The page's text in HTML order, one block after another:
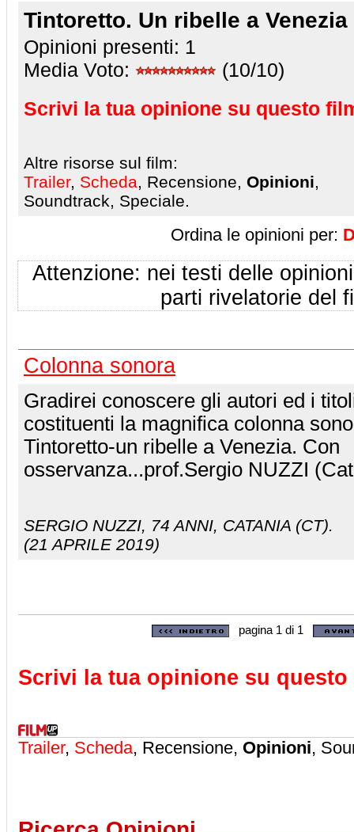
Tintoretto. Un ribelle a Venezia
Opinioni presenti: 1
Media Voto:
(10/10)
Scrivi la tua opinione su questo
Altre risorse sul film:
Trailer, Scheda, Recensione, Opinioni,
Soundtrack, Speciale.
Ordina le opinioni per:
Attenzione: nei testi delle
parti rivelatorie del
Colonna sonora
Gradirei conoscere gli autori ed i
costituenti la magnifica colonna
Tintoretto-un ribelle a Venezia. Con
osservanza...prof.Sergio NUZZI
SERGIO NUZZI, 74 ANNI, CATANIA (CT).
(21 APRILE 2019)
pagina 1 di 1
Scrivi la tua opinione su
Trailer, Scheda, Recensione, Opinioni,